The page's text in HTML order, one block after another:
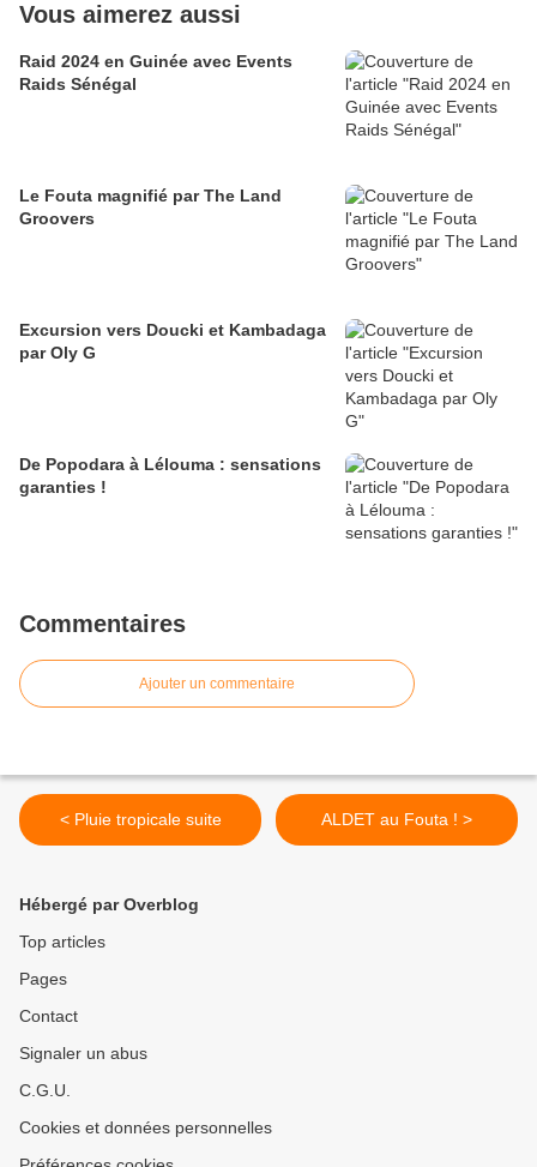
Vous aimerez aussi
Raid 2024 en Guinée avec Events
Raids Sénégal
Le Fouta magnifié par The Land
Groovers
Excursion vers Doucki et Kambadaga
par Oly G
De Popodara à Lélouma : sensations
garanties !
Commentaires
Ajouter un commentaire
< Pluie tropicale suite ALDET au Fouta ! >
Hébergé par Overblog
Top articles
Pages
Contact
Signaler un abus
C.G.U.
Cookies et données personnelles